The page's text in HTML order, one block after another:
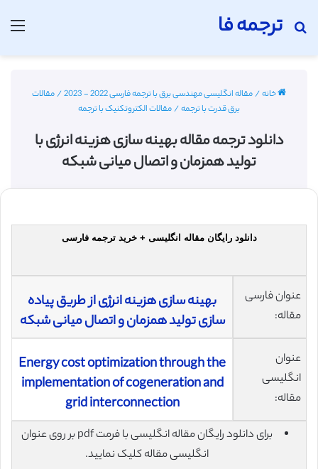
ترجمه فا
جستجو برای
خانه/مقاله انگلیسی مهندسی برق با ترجمه فارسی 2022 - 2023 /مقالات
برق قدرت با ترجمه/مقالات الکتروتکنیک با ترجمه
دانلود ترجمه مقاله بهینه سازی هزینه انرژی با
تولید همزمان و اتصال میانی شبکه
دانلود رایگان مقاله انگلیسی + خرید ترجمه فارسی
عنوان فارسی
مقاله:
بهینه سازی هزینه انرژی از طریق پیاده
سازی تولید همزمان و اتصال میانی شبکه
عنوان
انگلیسی
مقاله:
Energy cost optimization through the
implementation of cogeneration and
grid interconnection
برای دانلود رایگان مقاله انگلیسی با فرمت pdf بر روی عنوان
انگلیسی مقاله کلیک نمایید.